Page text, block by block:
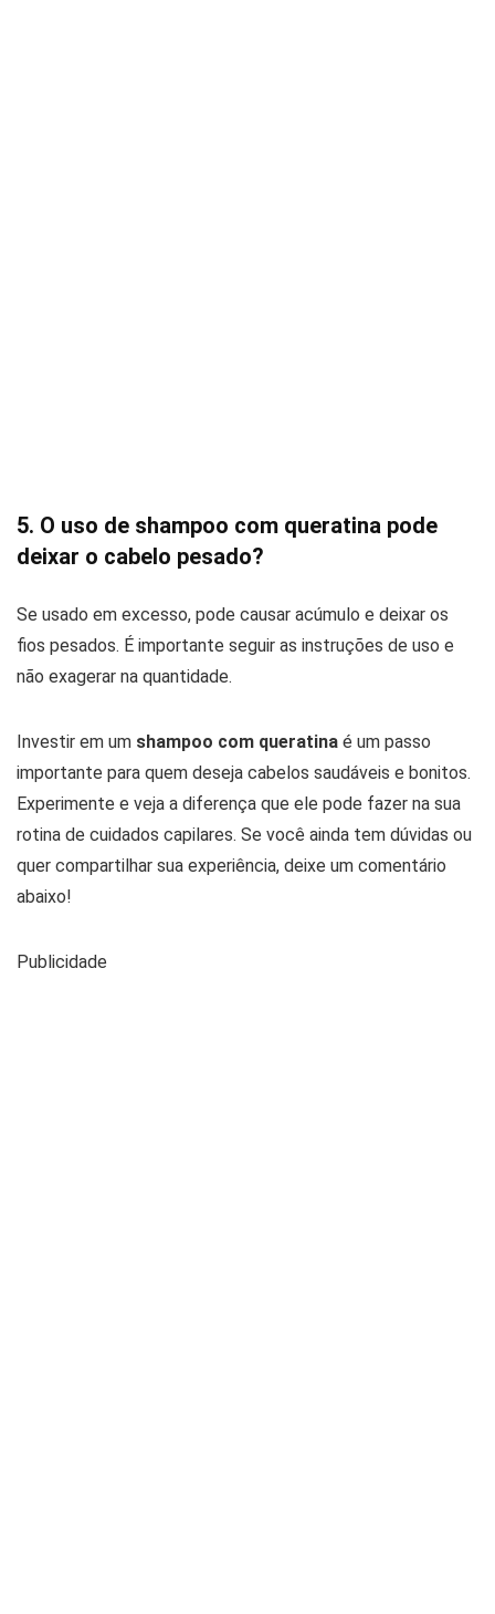
5. O uso de shampoo com queratina pode
deixar o cabelo pesado?
Se usado em excesso, pode causar acúmulo e deixar os
fios pesados. É importante seguir as instruções de uso e
não exagerar na quantidade.
Investir em um shampoo com queratina é um passo
importante para quem deseja cabelos saudáveis e bonitos.
Experimente e veja a diferença que ele pode fazer na sua
rotina de cuidados capilares. Se você ainda tem dúvidas ou
quer compartilhar sua experiência, deixe um comentário
abaixo!
Publicidade